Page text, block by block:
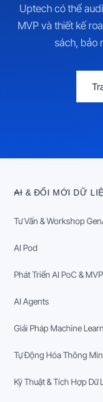
Uptech có thể
MVP và thiết kế
sách, bảo
AI & ĐỔI MỚI DỮ
Tư Vấn & Workshop
AI Pod
Phát Triển AI PoC & MVP
AI Agents
Giải Pháp Machine
Tự Động Hóa Thông
Kỹ Thuật & Tích Hợp Dữ